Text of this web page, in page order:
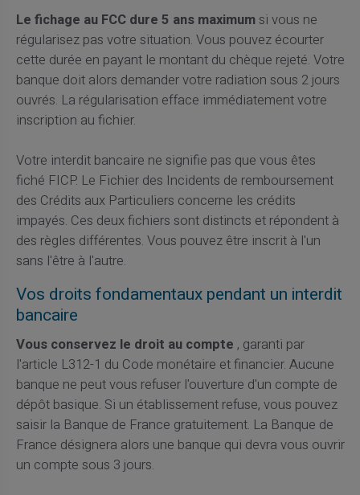
Le fichage au FCC dure 5 ans maximumsi vous ne
régularisez pas votre situation. Vous pouvez écourter
cette durée en payant le montant du chèque rejeté. Votre
banque doit alors demander votre radiation sous 2 jours
ouvrés. La régularisation efface immédiatement votre
inscription au fichier.
Votre interdit bancaire ne signifie pas que vous êtes
fiché FICP. Le Fichier des Incidents de remboursement
des Crédits aux Particuliers concerne les crédits
impayés. Ces deux fichiers sont distincts et répondent à
des règles différentes. Vous pouvez être inscrit à l'un
sans l'être à l'autre.
Vos droits fondamentaux pendant un interdit
bancaire
Vous conservez le droit au compte , garanti par
l'article L312-1 du Code monétaire et financier. Aucune
banque ne peut vous refuser l'ouverture d'un compte de
dépôt basique. Si un établissement refuse, vous pouvez
saisir la Banque de France gratuitement. La Banque de
France désignera alors une banque qui devra vous ouvrir
un compte sous 3 jours.